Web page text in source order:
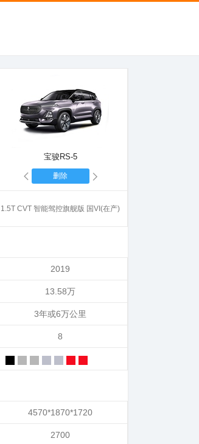
宝骏RS-5
删除
1.5T CVT 智能驾控旗舰版 国VI(在产)
2019
13.58万
3年或6万公里
8
4570*1870*1720
2700